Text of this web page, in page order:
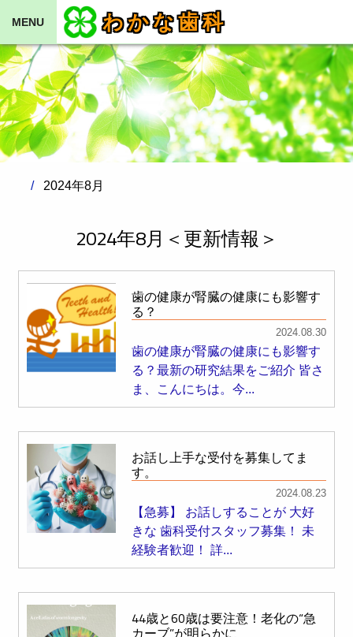
MENU わかな歯科
2024年8月
2024年8月＜更新情報＞
歯の健康が腎臓の健康にも影響す
る？
2024.08.30
歯の健康が腎臓の健康にも影響す
る？最新の研究結果をご紹介 皆さ
ま、こんにちは。今...
お話し上手な受付を募集してま
す。
2024.08.23
【急募】 お話しすることが 大好
きな 歯科受付スタッフ募集！ 未
経験者歓迎！ 詳...
44歳と60歳は要注意！老化の“急